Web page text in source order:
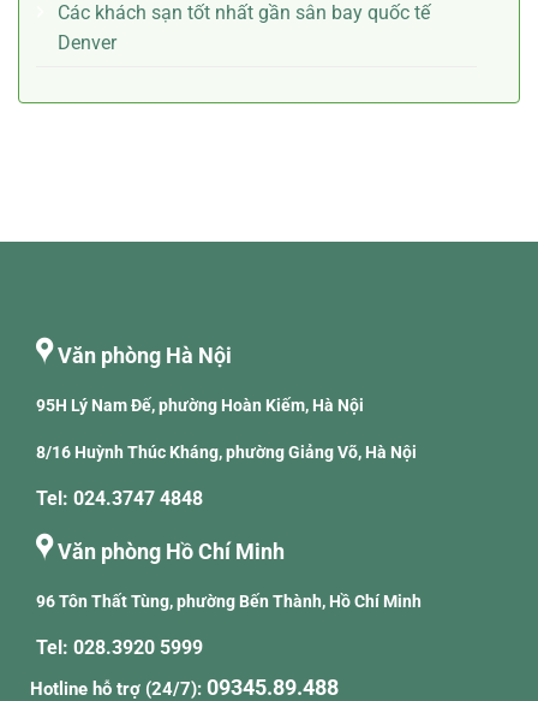
Các khách sạn tốt nhất gần sân bay quốc tế
Denver
Văn phòng Hà Nội
95H Lý Nam Đế, phường Hoàn Kiếm, Hà Nội
8/16 Huỳnh Thúc Kháng, phường Giảng Võ, Hà Nội
Tel: 024.3747 4848
Văn phòng Hồ Chí Minh
96 Tôn Thất Tùng, phường Bến Thành, Hồ Chí Minh
Tel: 028.3920 5999
Hotline hỗ trợ (24/7): 09345.89.488